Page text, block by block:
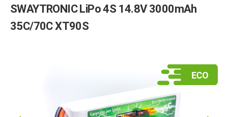
SWAYTRONIC LiPo 4S 14.8V 3000mAh
35C/70C XT90S